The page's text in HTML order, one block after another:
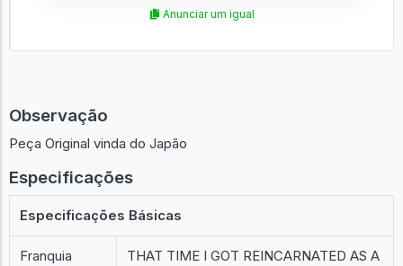
Anunciar um igual
Observação
Peça Original vinda do Japão
Especificações
Especificações Básicas
Franquia
THAT TIME I GOT REINCARNATED AS A